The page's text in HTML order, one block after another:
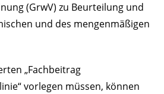
(GrwV) zu Beurteilung und
und des mengenmäßigen
„Fachbeitrag
vorlegen müssen, können